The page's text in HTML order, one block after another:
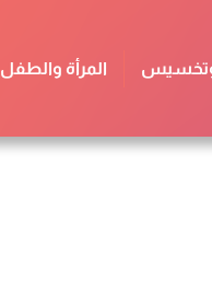
المرأة والطفل